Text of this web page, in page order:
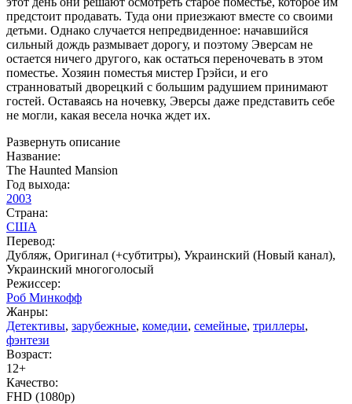
предстоит продавать. Туда они приезжают вместе со своими
детьми. Однако случается непредвиденное: начавшийся
сильный дождь размывает дорогу, и поэтому Эверсам не
остается ничего другого, как остаться переночевать в этом
поместье. Хозяин поместья мистер Грэйси, и его
странноватый дворецкий с большим радушием принимают
гостей. Оставаясь на ночевку, Эверсы даже представить себе
не могли, какая весела ночка ждет их.
Развернуть описание
Название:
The Haunted Mansion
Год выхода:
2003
Страна:
США
Перевод:
Дубляж, Оригинал (+субтитры), Украинский (Новый канал),
Украинский многоголосый
Режиссер:
Роб Минкофф
Жанры:
Детективы, зарубежные, комедии, семейные, триллеры,
фэнтези
Возраст:
12+
Качество:
FHD (1080p)